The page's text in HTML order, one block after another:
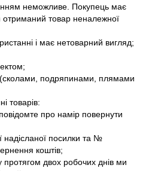
неможливе. Покупець має
отриманий товар неналежної
і має нетоварний вигляд;
подряпинами, плямами
товарів:
про намір повернути
надісланої посилки та №
коштів;
двох робочих днів ми